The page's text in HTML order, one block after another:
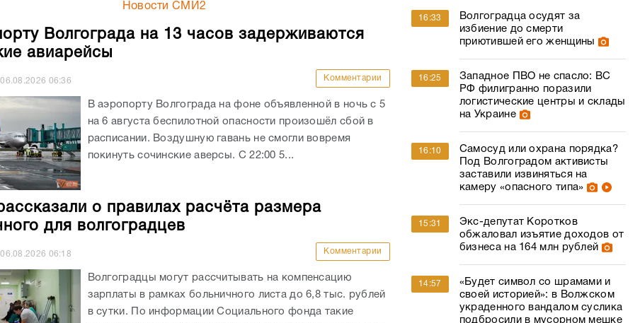
Новости СМИ2
Волгограда на 13 часов задерживаются
авиарейсы
06.08.2026 06:36 Комментарии
В аэропорту Волгограда на фоне объявленной в ночь с 5
на 6 августа беспилотной опасности произошёл сбой в
расписании. Воздушную гавань не смогли вовремя
покинуть сочинские аверсы. С 22:00 5...
о правилах расчёта размера
для волгоградцев
06.08.2026 06:18 Комментарии
Волгоградцы могут рассчитывать на компенсацию
зарплаты в рамках больничного листа до 6,8 тыс. рублей
в сутки. По информации Социального фонда такие
16:33
Волгоградца осудят за
избиение до смерти
приютившей его женщины
16:25
Западное ПВО не спасло: ВС
РФ филигранно поразили
логистические центры и склады
на Украине
16:10
Самосуд или охрана порядка?
Под Волгоградом активисты
заставили извиняться на
камеру «опасного типа»
15:31
Экс-депутат Коротков
обжаловал изъятие доходов от
бизнеса на 164 млн рублей
14:57
«Будет символ со шрамами и
своей историей»: в Волжском
украденного вандалом суслика
подбросили в мусорном мешке